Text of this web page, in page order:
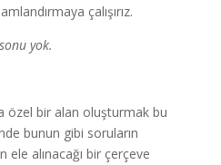
çalışırız.
yok.
özel bir alan oluşturmak bu
bunun gibi soruların
alınacağı bir çerçeve